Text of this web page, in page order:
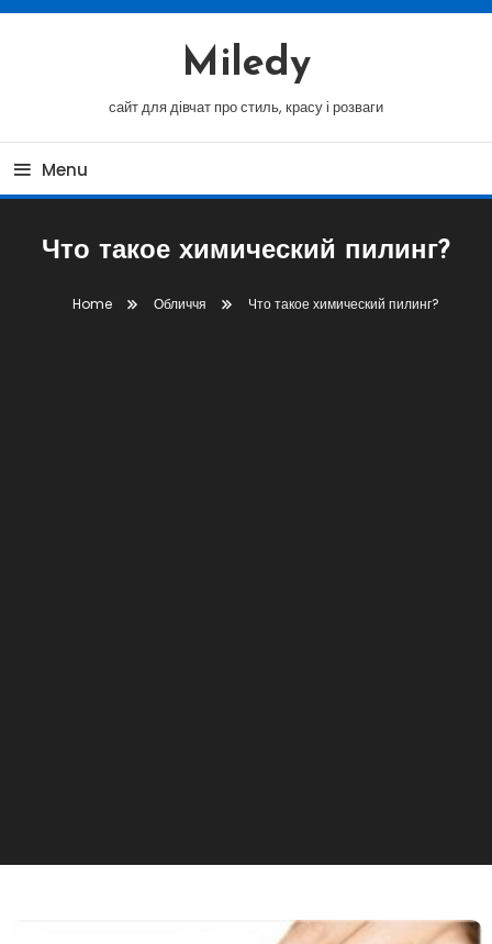
Skip
Miledy
сайт для дівчат про стиль, красу і розваги
Menu
Что такое химический пилинг?
Home Обличчя Что такое химический пилинг?